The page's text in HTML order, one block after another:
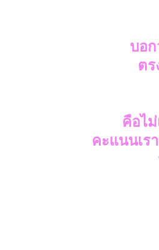
บอ
ตร
คือไม่
คะแนนเร